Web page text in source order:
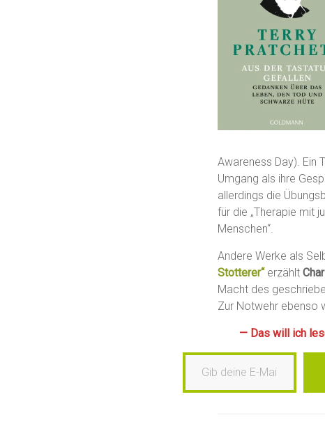
Awareness Day). Ein
Umgang als ihre
allerdings die
für die „Therapie mit
Menschen“.
Andere Werke als
Stotterer“ erzählt
Macht des
Zur Notwehr ebenso
— Das will ich
Gib deine E-Mail-Adresse ein …